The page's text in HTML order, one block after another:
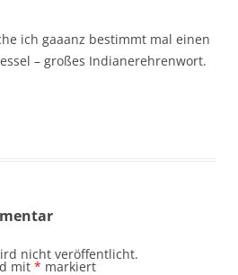
ich gaaanz bestimmt mal einen
– großes Indianerehrenwort.
nicht veröffentlicht.
mit * markiert